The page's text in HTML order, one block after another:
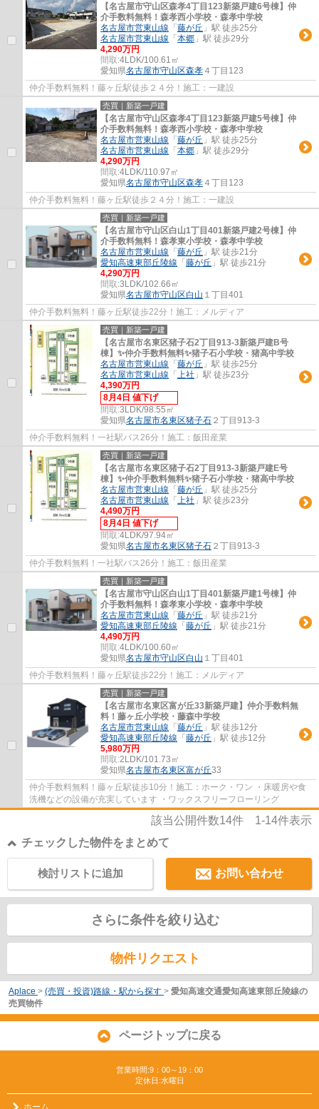
【名古屋市守山区森孝4丁目123新築戸建6号棟】仲
介手数料無料！森孝西小学校・森孝中学校
名古屋市営東山線 「 藤が丘 」駅 徒歩25分
名古屋市営東山線 「 本郷 」駅 徒歩29分
4,290万円
間取:4LDK/100.61㎡
愛知県名古屋市守山区森孝 ４丁目123
仲介手数料無料！藤ヶ丘駅徒歩２４分！施工：一建設
売買｜新築一戸建
【名古屋市守山区森孝4丁目123新築戸建5号棟】仲
介手数料無料！森孝西小学校・森孝中学校
名古屋市営東山線 「 藤が丘 」駅 徒歩25分
名古屋市営東山線 「 本郷 」駅 徒歩29分
4,290万円
間取:4LDK/110.97㎡
愛知県名古屋市守山区森孝 ４丁目123
仲介手数料無料！藤ヶ丘駅徒歩２４分！施工：一建設
売買｜新築一戸建
【名古屋市守山区白山1丁目401新築戸建2号棟】仲
介手数料無料！森孝東小学校・森孝中学校
名古屋市営東山線 「 藤が丘 」駅 徒歩21分
愛知高速東部丘陵線 「 藤が丘 」駅 徒歩21分
4,290万円
間取:3LDK/102.66㎡
愛知県名古屋市守山区白山 １丁目401
仲介手数料無料！藤ヶ丘駅徒歩22分！施工：メルディア
売買｜新築一戸建
【名古屋市名東区猪子石2丁目913-3新築戸建B号
棟】✨️仲介手数料無料✨️猪子石小学校・猪高中学校
名古屋市営東山線 「 藤が丘 」駅 徒歩25分
名古屋市営東山線 「 上社 」駅 徒歩23分
4,390万円
8月4日 値下げ
間取:3LDK/98.55㎡
愛知県名古屋市名東区猪子石 ２丁目913-3
仲介手数料無料！一社駅バス26分！施工：飯田産業
売買｜新築一戸建
【名古屋市名東区猪子石2丁目913-3新築戸建E号
棟】✨️仲介手数料無料✨️猪子石小学校・猪高中学校
名古屋市営東山線 「 藤が丘 」駅 徒歩25分
名古屋市営東山線 「 上社 」駅 徒歩23分
4,490万円
8月4日 値下げ
間取:4LDK/97.94㎡
愛知県名古屋市名東区猪子石 ２丁目913-3
仲介手数料無料！一社駅バス26分！施工：飯田産業
売買｜新築一戸建
【名古屋市守山区白山1丁目401新築戸建1号棟】仲
介手数料無料！森孝東小学校・森孝中学校
名古屋市営東山線 「 藤が丘 」駅 徒歩21分
愛知高速東部丘陵線 「 藤が丘 」駅 徒歩21分
4,490万円
間取:4LDK/100.60㎡
愛知県名古屋市守山区白山 １丁目401
仲介手数料無料！藤ヶ丘駅徒歩22分！施工：メルディア
売買｜新築一戸建
【名古屋市名東区富が丘33新築戸建】仲介手数料無
料！藤ヶ丘小学校・藤森中学校
名古屋市営東山線 「 藤が丘 」駅 徒歩12分
愛知高速東部丘陵線 「 藤が丘 」駅 徒歩12分
5,980万円
間取:2LDK/101.73㎡
愛知県名古屋市名東区富が丘33
仲介手数料無料！藤ヶ丘駅徒歩10分！施工：ホーク・ワン ・床暖房や食
洗機などの設備が充実しています ・ワックスフリーフローリング
該当公開件数14件 1-14件表示
チェックした物件をまとめて
お問い合わせ
検討リストに追加
さらに条件を絞り込む
物件リクエスト
Aplace > (売買・投資)路線・駅から探す > 愛知高速交通愛知高速東部丘陵線の
売買物件
ページトップに戻る
営業時間:9：00～19：00
定休日:水曜日
ホーム